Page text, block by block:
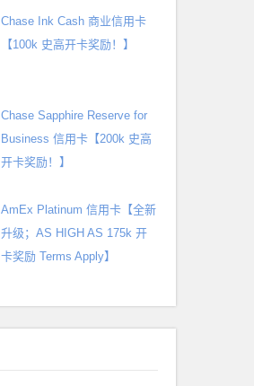
Chase Ink Cash 商业信用卡
【100k 史高开卡奖励！】
Chase Sapphire Reserve for
Business 信用卡【200k 史高
开卡奖励！】
AmEx Platinum 信用卡【全新
升级；AS HIGH AS 175k 开
卡奖励 Terms Apply】